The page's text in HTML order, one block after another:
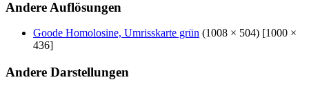
Andere Auflösungen
Goode Homolosine, Umrisskarte grün (1008 × 504) [1000 ×
436]
Andere Darstellungen